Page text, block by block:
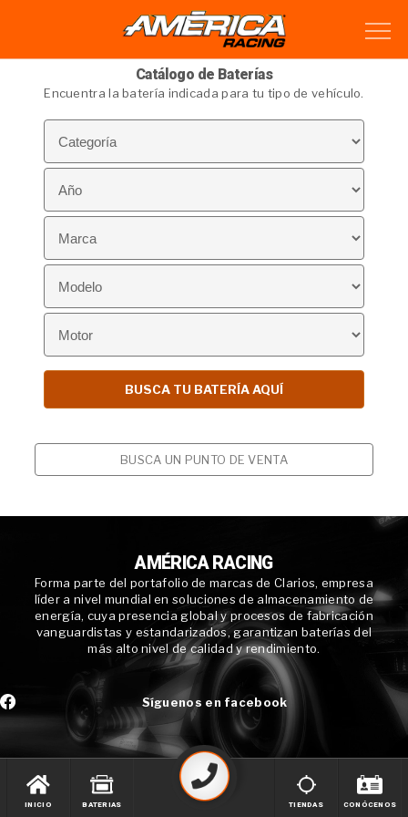
Catálogo de Baterías
Encuentra la batería indicada para tu tipo de vehículo.
BUSCA UN PUNTO DE VENTA
AMÉRICA RACING
Forma parte del portafolio de marcas de Clarios, empresa
líder a nivel mundial en soluciones de almacenamiento de
energía, cuya presencia global y procesos de fabricación
vanguardistas y estandarizados, garantizan baterías del
más alto nivel de calidad y rendimiento.
Síguenos en facebook
INICIO BATERIAS TIENDAS CONÓCENOS